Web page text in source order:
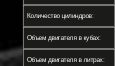
Количество цилиндров:
Объем двигателя в кубах:
Объем двигателя в литрах: